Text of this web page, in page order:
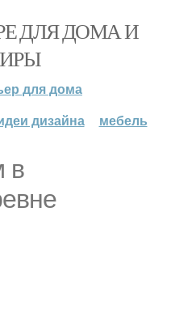
ДЛЯ ДОМА И
для дома
дизайна мебель
в